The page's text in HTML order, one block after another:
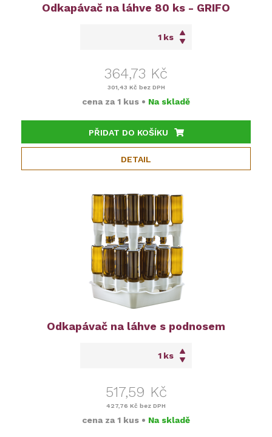
Odkapávač na láhve 80 ks - GRIFO
ks
364,73 Kč
301,43 Kč bez DPH
cena za 1 kus • Na skladě
PŘIDAT DO KOŠÍKU
DETAIL
Odkapávač na láhve s podnosem
ks
517,59 Kč
427,76 Kč bez DPH
cena za 1 kus • Na skladě